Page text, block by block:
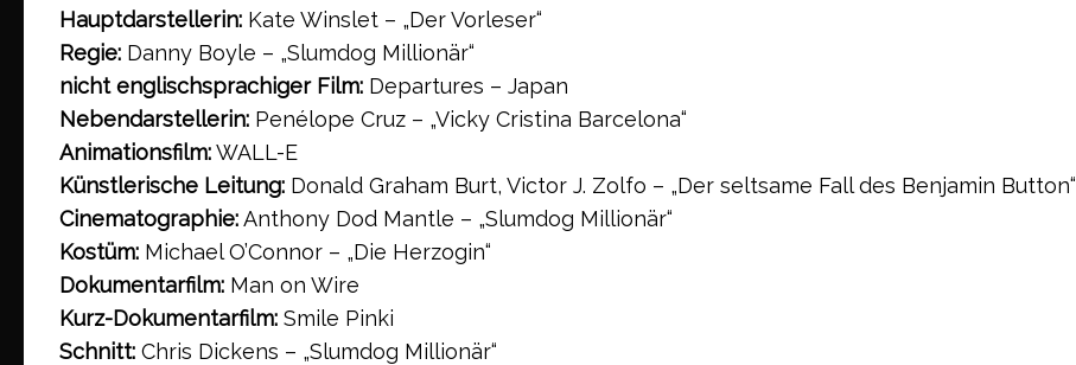
Hauptdarstellerin: Kate Winslet – „Der Vorleser“
Regie: Danny Boyle – „Slumdog Millionär“
nicht englischsprachiger Film: Departures – Japan
Nebendarstellerin: Penélope Cruz – „Vicky Cristina Barcelona“
Animationsfilm:WALL-E
Künstlerische Leitung: Donald Graham Burt, Victor J. Zolfo – „Der seltsame Fall des Benjamin Button“
Cinematographie:Anthony Dod Mantle – „Slumdog Millionär“
Kostüm: Michael O’Connor – „Die Herzogin“
Dokumentarfilm: Man on Wire
Kurz-Dokumentarfilm: Smile Pinki
Schnitt: Chris Dickens – „Slumdog Millionär“